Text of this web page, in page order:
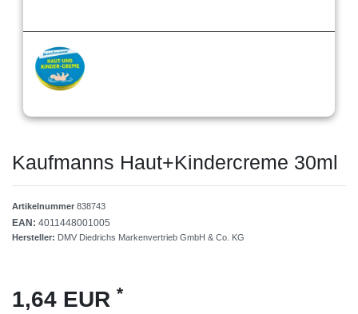
Kaufmanns Haut+Kindercreme 30ml
Artikelnummer 838743
EAN: 4011448001005
Hersteller: DMV Diedrichs Markenvertrieb GmbH & Co. KG
1,64 EUR *